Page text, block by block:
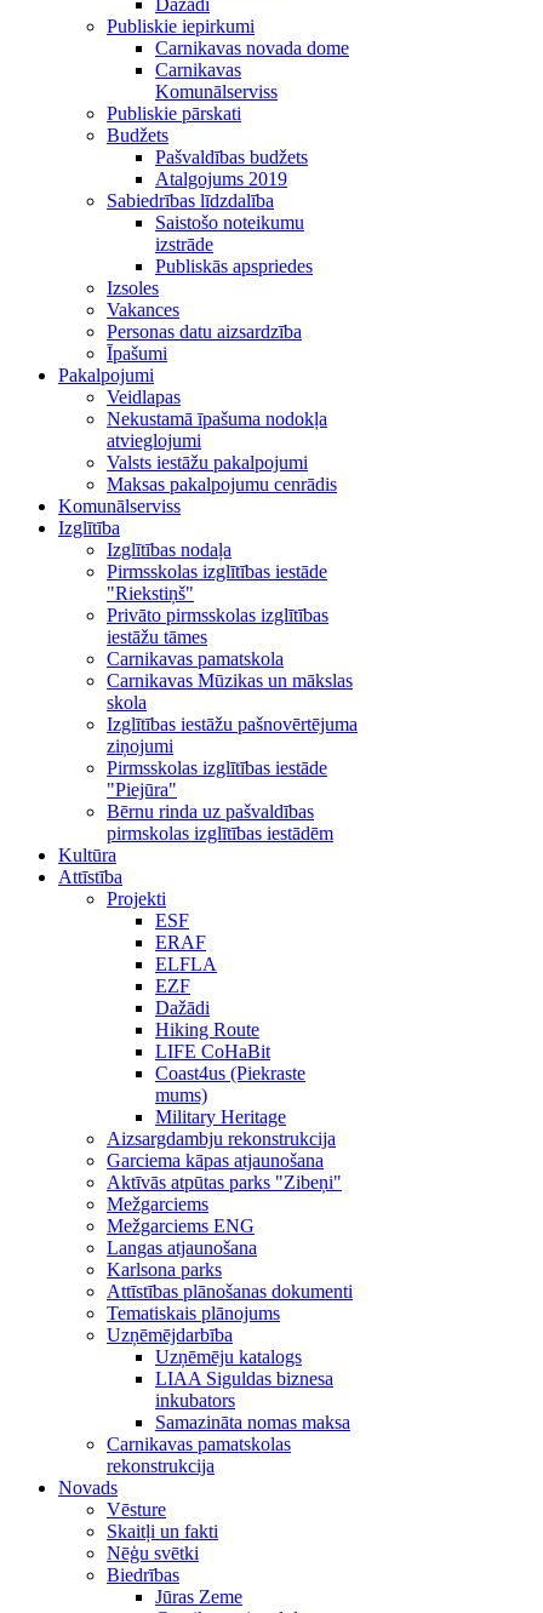
Dažādi
Publiskie iepirkumi
Carnikavas novada dome
Carnikavas
Komunālserviss
Publiskie pārskati
Budžets
Pašvaldības budžets
Atalgojums 2019
Sabiedrības līdzdalība
Saistošo noteikumu
izstrāde
Publiskās apspriedes
Izsoles
Vakances
Personas datu aizsardzība
Īpašumi
Pakalpojumi
Veidlapas
Nekustamā īpašuma nodokļa
atvieglojumi
Valsts iestāžu pakalpojumi
Maksas pakalpojumu cenrādis
Komunālserviss
Izglītība
Izglītības nodaļa
Pirmsskolas izglītības iestāde
"Riekstiņš"
Privāto pirmsskolas izglītības
iestāžu tāmes
Carnikavas pamatskola
Carnikavas Mūzikas un mākslas
skola
Izglītības iestāžu pašnovērtējuma
ziņojumi
Pirmsskolas izglītības iestāde
"Piejūra"
Bērnu rinda uz pašvaldības
pirmskolas izglītības iestādēm
Kultūra
Attīstība
Projekti
ESF
ERAF
ELFLA
EZF
Dažādi
Hiking Route
LIFE CoHaBit
Coast4us (Piekraste
mums)
Military Heritage
Aizsargdambju rekonstrukcija
Garciema kāpas atjaunošana
Aktīvās atpūtas parks "Zibeņi"
Mežgarciems
Mežgarciems ENG
Langas atjaunošana
Karlsona parks
Attīstības plānošanas dokumenti
Tematiskais plānojums
Uzņēmējdarbība
Uzņēmēju katalogs
LIAA Siguldas biznesa
inkubators
Samazināta nomas maksa
Carnikavas pamatskolas
rekonstrukcija
Novads
Vēsture
Skaitļi un fakti
Nēģu svētki
Biedrības
Jūras Zeme